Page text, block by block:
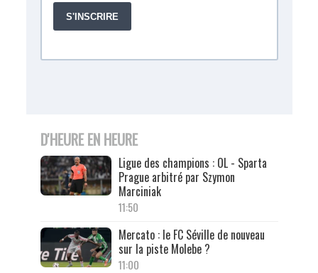
D'HEURE EN HEURE
Ligue des champions : OL - Sparta
Prague arbitré par Szymon
Marciniak
11:50
Mercato : le FC Séville de nouveau
sur la piste Molebe ?
11:00